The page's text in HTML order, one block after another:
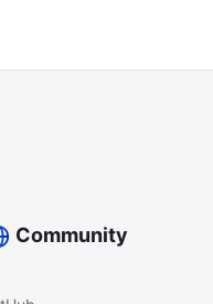
Community